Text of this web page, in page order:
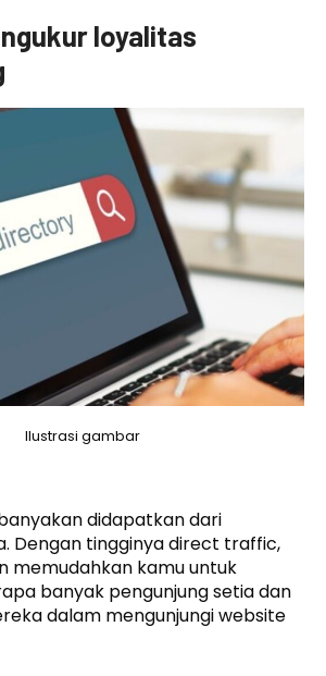
loyalitas
Ilustrasi gambar
didapatkan dari
Dengan tingginya direct traffic,
memudahkan kamu untuk
banyak pengunjung setia dan
dalam mengunjungi website